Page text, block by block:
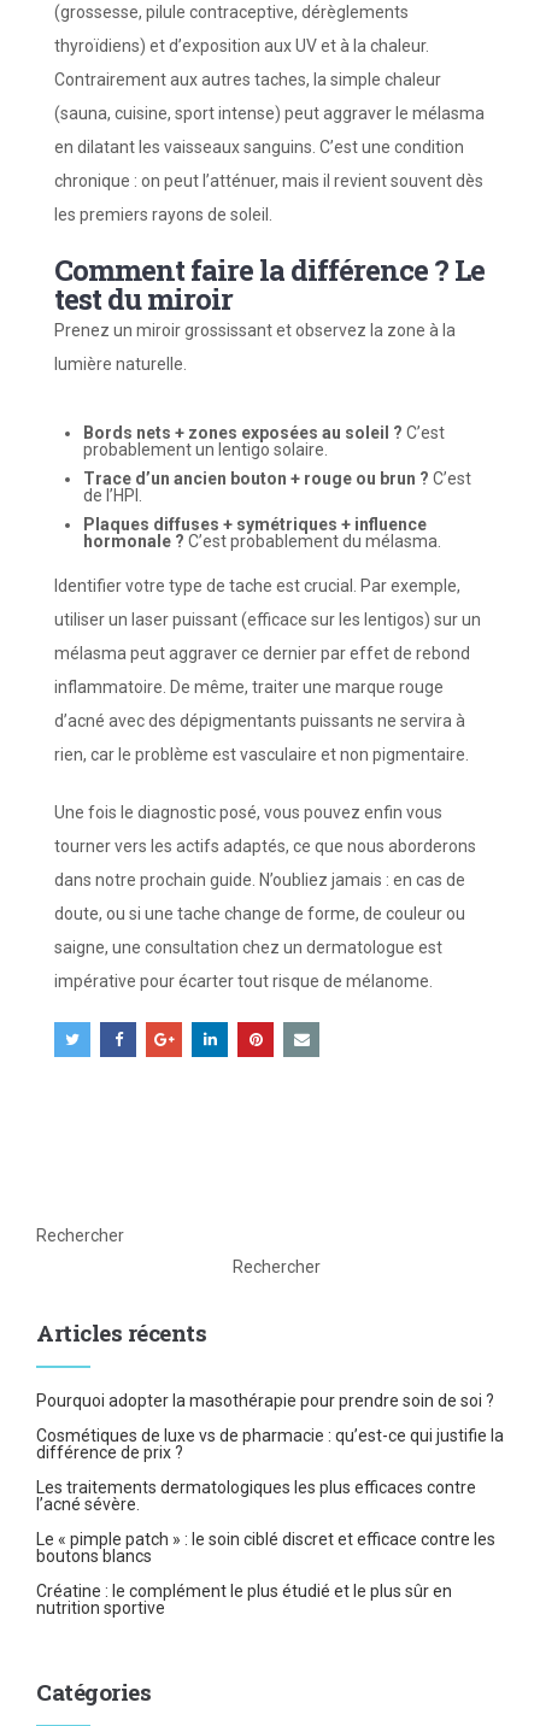
(grossesse, pilule contraceptive, dérèglements
thyroïdiens) et d’exposition aux UV et à la chaleur.
Contrairement aux autres taches, la simple chaleur
(sauna, cuisine, sport intense) peut aggraver le mélasma
en dilatant les vaisseaux sanguins. C’est une condition
chronique : on peut l’atténuer, mais il revient souvent dès
les premiers rayons de soleil.
Comment faire la différence ? Le
test du miroir
Prenez un miroir grossissant et observez la zone à la
lumière naturelle.
Bords nets + zones exposées au soleil ? C’est
probablement un lentigo solaire.
Trace d’un ancien bouton + rouge ou brun ? C’est
de l’HPI.
Plaques diffuses + symétriques + influence
hormonale ? C’est probablement du mélasma.
Identifier votre type de tache est crucial. Par exemple,
utiliser un laser puissant (efficace sur les lentigos) sur un
mélasma peut aggraver ce dernier par effet de rebond
inflammatoire. De même, traiter une marque rouge
d’acné avec des dépigmentants puissants ne servira à
rien, car le problème est vasculaire et non pigmentaire.
Une fois le diagnostic posé, vous pouvez enfin vous
tourner vers les actifs adaptés, ce que nous aborderons
dans notre prochain guide. N’oubliez jamais : en cas de
doute, ou si une tache change de forme, de couleur ou
saigne, une consultation chez un dermatologue est
impérative pour écarter tout risque de mélanome.
Rechercher
Rechercher
Articles récents
Pourquoi adopter la masothérapie pour prendre soin de soi ?
Cosmétiques de luxe vs de pharmacie : qu’est-ce qui justifie la
différence de prix ?
Les traitements dermatologiques les plus efficaces contre
l’acné sévère.
Le « pimple patch » : le soin ciblé discret et efficace contre les
boutons blancs
Créatine : le complément le plus étudié et le plus sûr en
nutrition sportive
Catégories